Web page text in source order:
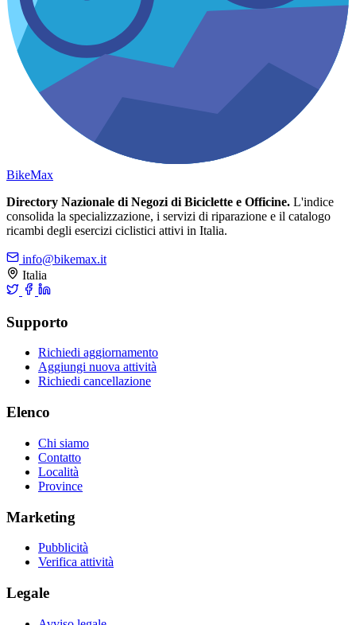
BikeMax
Directory Nazionale di Negozi di Biciclette e Officine. L'indice
consolida la specializzazione, i servizi di riparazione e il catalogo
ricambi degli esercizi ciclistici attivi in Italia.
info@bikemax.it
Italia
Supporto
Richiedi aggiornamento
Aggiungi nuova attività
Richiedi cancellazione
Elenco
Chi siamo
Contatto
Località
Province
Marketing
Pubblicità
Verifica attività
Legale